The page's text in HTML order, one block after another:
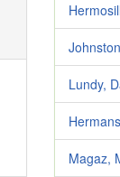
Lundy,
Magaz,